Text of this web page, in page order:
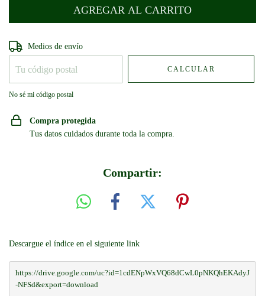
Entregas para el CP:
Medios de envío
CALCULAR
No sé mi código postal
Compra protegida
Tus datos cuidados durante toda la compra.
Compartir:
Descargue el índice en el siguiente link
https://drive.google.com/uc?id=1cdENpWxVQ68dCwL0pNKQhEKAdyJ
-NFSd&export=download